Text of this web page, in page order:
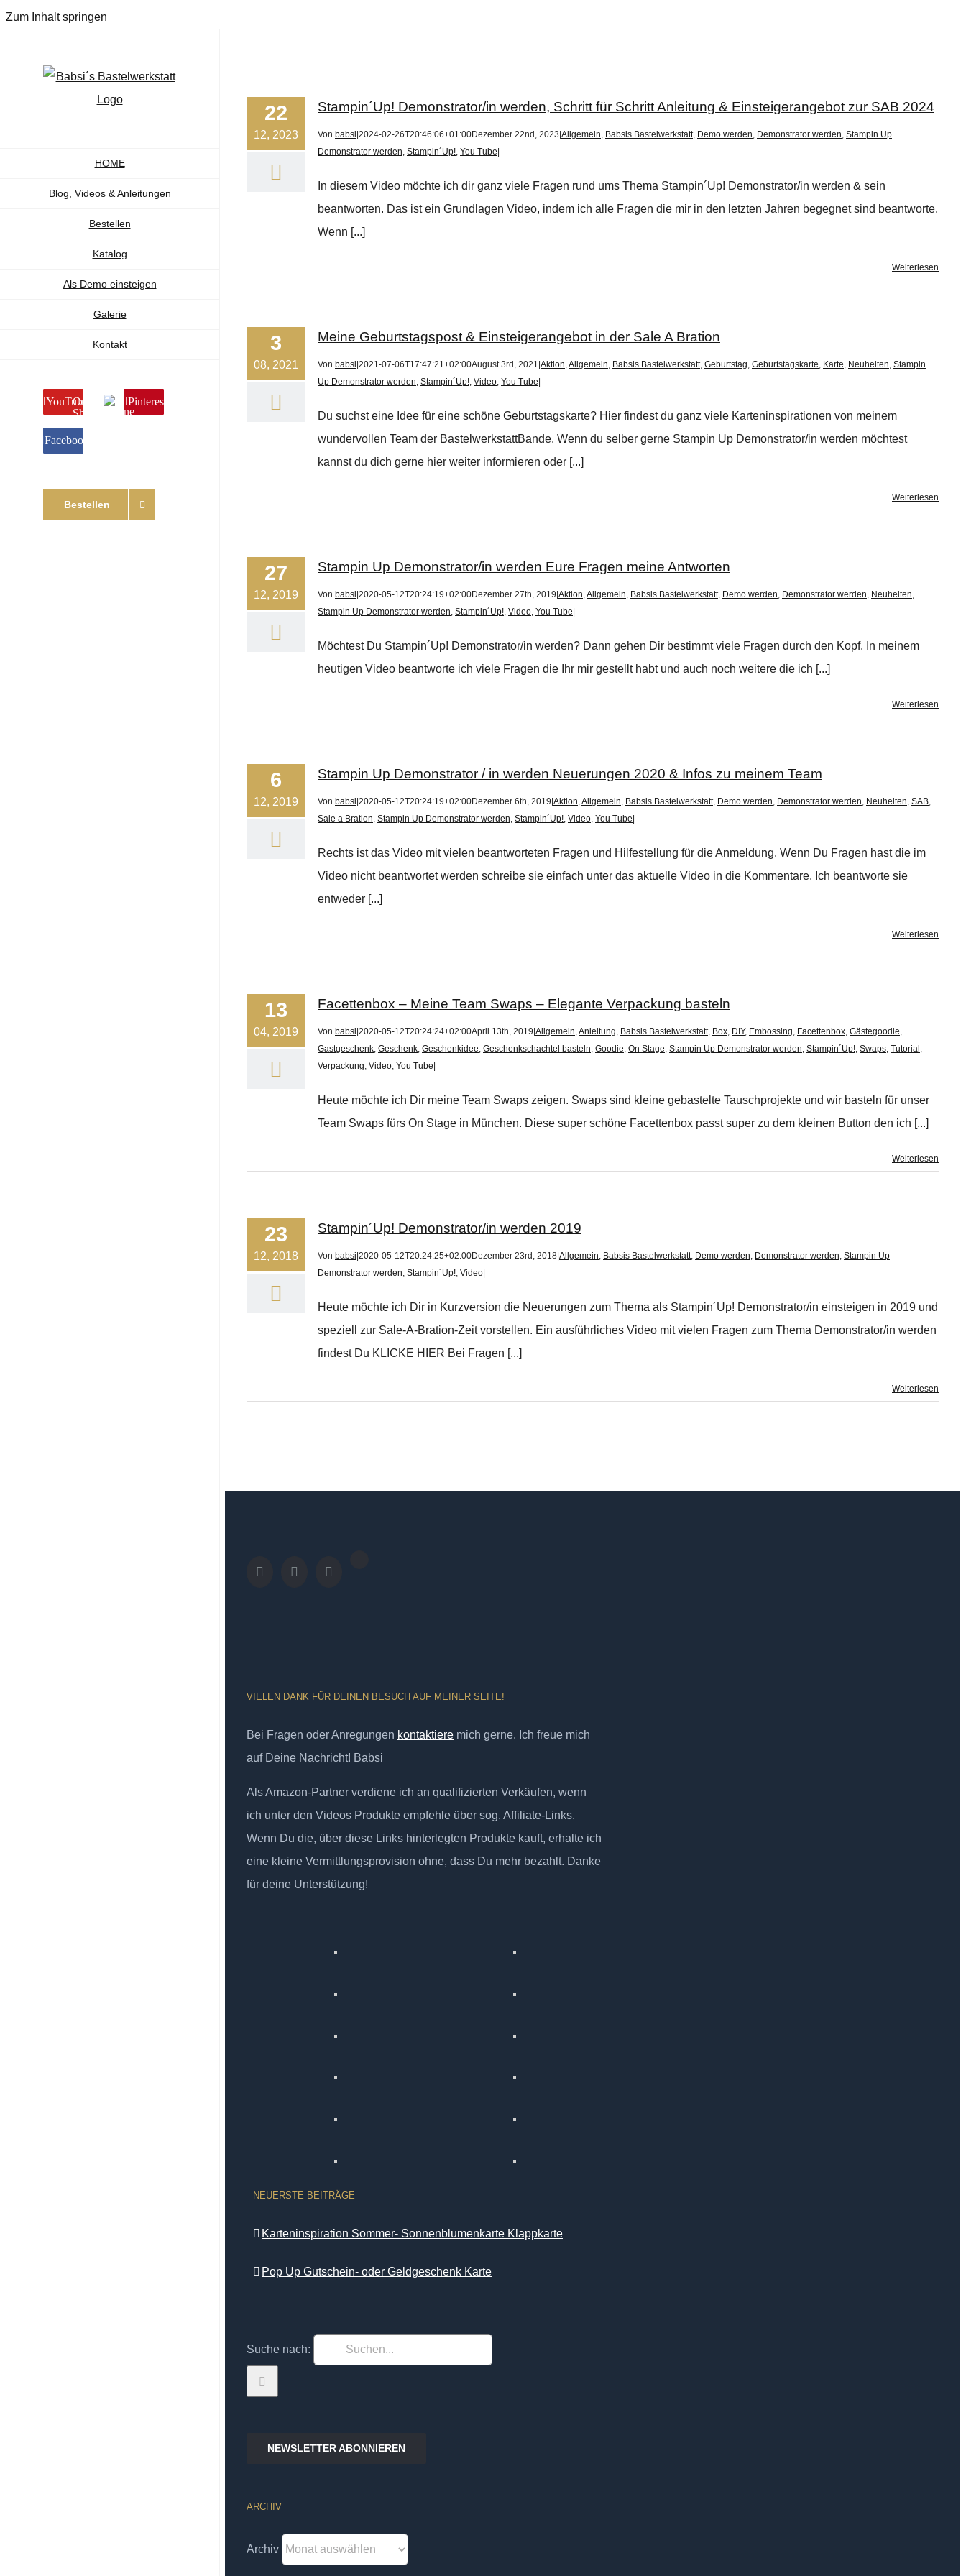
Zum Inhalt springen
HOME
Blog, Videos & Anleitungen
Bestellen
Katalog
Als Demo einsteigen
Galerie
Kontakt
YouTubeOnline
Shop
Pinterest
Facebook
Bestellen
22
12, 2023
Stampin´Up! Demonstrator/in werden, Schritt für Schritt Anleitung & Einsteigerangebot zur SAB 2024
Von babsi 2024-02-26T20:46:06+01:00Dezember 22nd, 2023 Allgemein, Babsis Bastelwerkstatt, Demo werden, Demonstrator werden, Stampin Up
Demonstrator werden, Stampin´Up!, You Tube
In diesem Video möchte ich dir ganz viele Fragen rund ums Thema Stampin´Up! Demonstrator/in werden & sein
beantworten. Das ist ein Grundlagen Video, indem ich alle Fragen die mir in den letzten Jahren begegnet sind beantworte.
Wenn [...]
Weiterlesen
3
08, 2021
Meine Geburtstagspost & Einsteigerangebot in der Sale A Bration
Von babsi 2021-07-06T17:47:21+02:00August 3rd, 2021 Aktion,Allgemein, Babsis Bastelwerkstatt, Geburtstag, Geburtstagskarte, Karte, Neuheiten, Stampin
Up Demonstrator werden, Stampin´Up!, Video, You Tube
Du suchst eine Idee für eine schöne Geburtstagskarte? Hier findest du ganz viele Karteninspirationen von meinem
wundervollen Team der BastelwerkstattBande. Wenn du selber gerne Stampin Up Demonstrator/in werden möchtest
kannst du dich gerne hier weiter informieren oder [...]
Weiterlesen
27
12, 2019
Stampin Up Demonstrator/in werden Eure Fragen meine Antworten
Von babsi 2020-05-12T20:24:19+02:00Dezember 27th, 2019 Aktion,Allgemein, Babsis Bastelwerkstatt, Demo werden, Demonstrator werden, Neuheiten,
Stampin Up Demonstrator werden, Stampin´Up!, Video, You Tube
Möchtest Du Stampin´Up! Demonstrator/in werden? Dann gehen Dir bestimmt viele Fragen durch den Kopf. In meinem
heutigen Video beantworte ich viele Fragen die Ihr mir gestellt habt und auch noch weitere die ich [...]
Weiterlesen
6
12, 2019
Stampin Up Demonstrator / in werden Neuerungen 2020 & Infos zu meinem Team
Von babsi 2020-05-12T20:24:19+02:00Dezember 6th, 2019 Aktion,Allgemein, Babsis Bastelwerkstatt, Demo werden, Demonstrator werden, Neuheiten, SAB,
Sale a Bration, Stampin Up Demonstrator werden, Stampin´Up!, Video, You Tube
Rechts ist das Video mit vielen beantworteten Fragen und Hilfestellung für die Anmeldung. Wenn Du Fragen hast die im
Video nicht beantwortet werden schreibe sie einfach unter das aktuelle Video in die Kommentare. Ich beantworte sie
entweder [...]
Weiterlesen
13
04, 2019
Facettenbox – Meine Team Swaps – Elegante Verpackung basteln
Von babsi 2020-05-12T20:24:24+02:00April 13th, 2019 Allgemein,Anleitung, Babsis Bastelwerkstatt, Box, DIY, Embossing, Facettenbox, Gästegoodie,
Gastgeschenk, Geschenk, Geschenkidee, Geschenkschachtel basteln, Goodie, On Stage, Stampin Up Demonstrator werden, Stampin´Up!, Swaps, Tutorial ,
Verpackung, Video, You Tube
Heute möchte ich Dir meine Team Swaps zeigen. Swaps sind kleine gebastelte Tauschprojekte und wir basteln für unser
Team Swaps fürs On Stage in München. Diese super schöne Facettenbox passt super zu dem kleinen Button den ich [...]
Weiterlesen
23
12, 2018
Stampin´Up! Demonstrator/in werden 2019
Von babsi 2020-05-12T20:24:25+02:00Dezember 23rd, 2018 Allgemein, Babsis Bastelwerkstatt, Demo werden, Demonstrator werden, Stampin Up
Demonstrator werden, Stampin´Up!, Video
Heute möchte ich Dir in Kurzversion die Neuerungen zum Thema als Stampin´Up! Demonstrator/in einsteigen in 2019 und
speziell zur Sale-A-Bration-Zeit vorstellen. Ein ausführliches Video mit vielen Fragen zum Thema Demonstrator/in werden
findest Du KLICKE HIER Bei Fragen [...]
Weiterlesen
VIELEN DANK FÜR DEINEN BESUCH AUF MEINER SEITE!
Bei Fragen oder Anregungen kontaktiere mich gerne. Ich freue mich
auf Deine Nachricht! Babsi
Als Amazon-Partner verdiene ich an qualifizierten Verkäufen, wenn
ich unter den Videos Produkte empfehle über sog. Affiliate-Links.
Wenn Du die, über diese Links hinterlegten Produkte kauft, erhalte ich
eine kleine Vermittlungsprovision ohne, dass Du mehr bezahlt. Danke
für deine Unterstützung!
NEUERSTE BEITRÄGE
Karteninspiration Sommer- Sonnenblumenkarte Klappkarte
Pop Up Gutschein- oder Geldgeschenk Karte
Suche nach:
NEWSLETTER ABONNIEREN
ARCHIV
Archiv